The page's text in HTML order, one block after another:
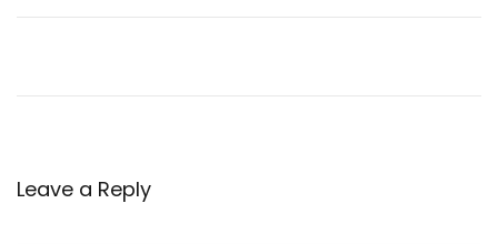
Leave a Reply